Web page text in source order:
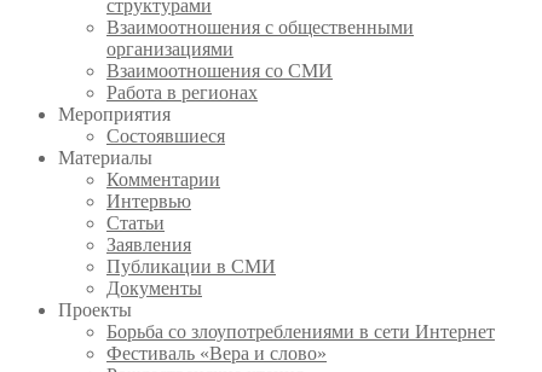
структурами
Взаимоотношения с общественными
организациями
Взаимоотношения со СМИ
Работа в регионах
Мероприятия
Состоявшиеся
Материалы
Комментарии
Интервью
Статьи
Заявления
Публикации в СМИ
Документы
Проекты
Борьба со злоупотреблениями в сети Интернет
Фестиваль «Вера и слово»